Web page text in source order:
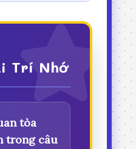
Trí Nhớ
tòa
trong câu